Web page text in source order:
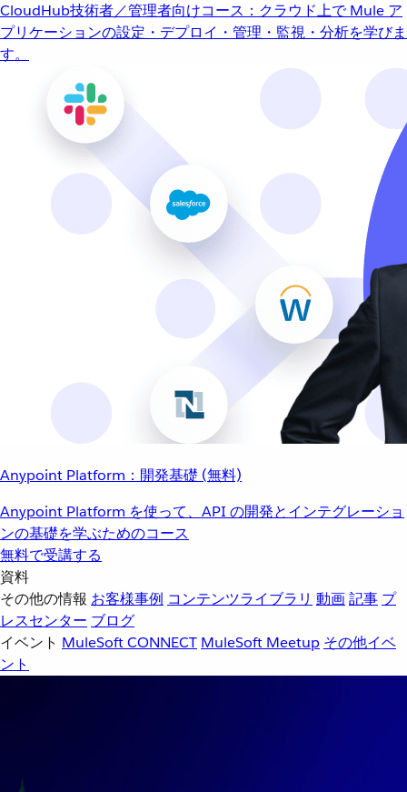
CloudHub技術者／管理者向けコース：クラウド上で Mule ア
プリケーションの設定・デプロイ・管理・監視・分析を学びま
す。
Anypoint Platform：開発基礎 (無料)
Anypoint Platform を使って、API の開発とインテグレーショ
ンの基礎を学ぶためのコース
無料で受講する
資料
その他の情報 お客様事例 コンテンツライブラリ 動画記事 プ
レスセンター ブログ
イベント MuleSoft CONNECT MuleSoft Meetup その他イベ
ント